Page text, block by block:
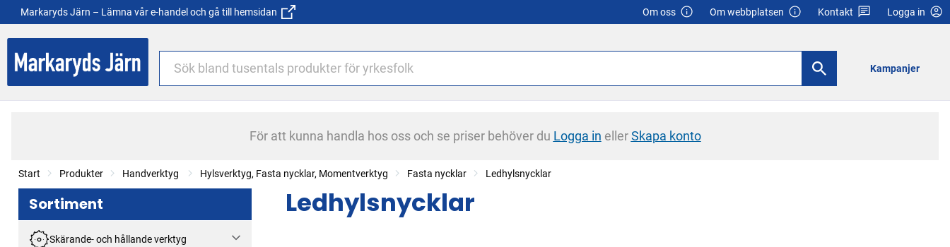
Markaryds Järn – Lämna vår e-handel och gå till hemsidan Om oss Om webbplatsen Kontakt Logga in
Kampanjer
För att kunna handla hos oss och se priser behöver du Logga in ellerSkapa konto
Start Produkter Handverktyg Hylsverktyg, Fasta nycklar, Momentverktyg Fasta nycklar Ledhylsnycklar
Sortiment
Skärande- och hållande verktyg
Ledhylsnycklar